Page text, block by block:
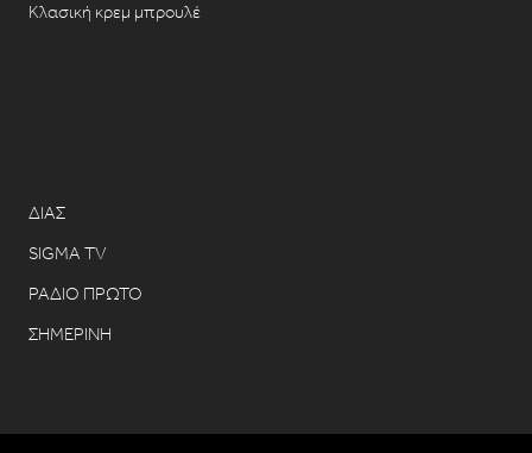
Κλασική κρεμ μπρουλέ
ΔΙΑΣ
SIGMA TV
ΡΑΔΙΟ ΠΡΩΤΟ
ΣΗΜΕΡΙΝΗ